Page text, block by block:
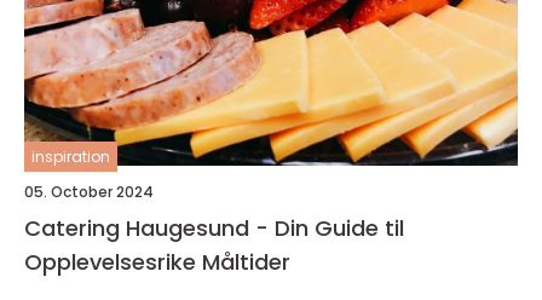
inspiration
05. October 2024
Catering Haugesund - Din Guide til
Opplevelsesrike Måltider